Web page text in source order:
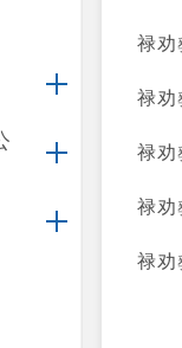
禄劝
禄劝
禄劝
禄劝
禄劝